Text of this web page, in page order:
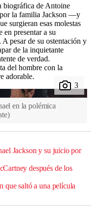
biográfica de Antoine
la familia Jackson —y
surgieran esas molestas
en presentar a su
pesar de su ostentación y
de la inquietante
de verdad.
del hombre con la
adorable.
en la polémica
)
Jackson y su juicio por
después de los
que saltó a una película